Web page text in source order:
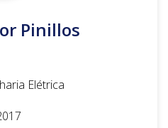
Pinillos
Elétrica